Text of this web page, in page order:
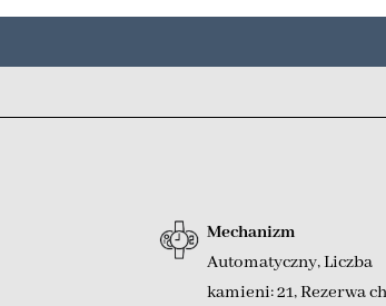
Mechanizm
Automatyczny,Liczba
kamieni: 21,Rezerwa